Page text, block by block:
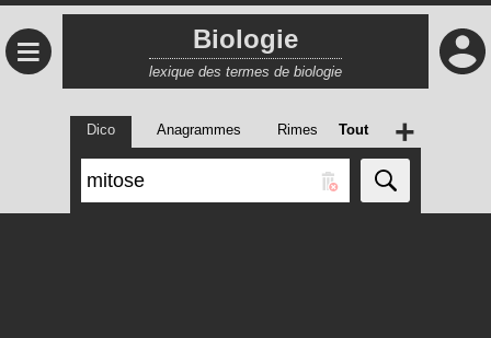
≡ Biologie
lexique des termes de biologie
Dico Anagrammes Rimes Tout +